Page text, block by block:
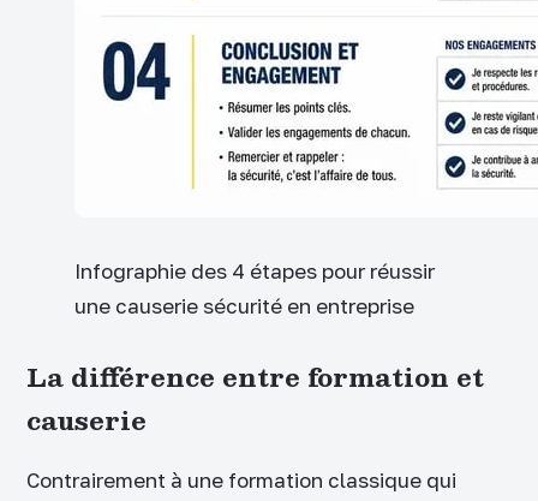
Infographie des 4 étapes pour réussir
une causerie sécurité en entreprise
La différence entre formation et
causerie
Contrairement à une formation classique qui